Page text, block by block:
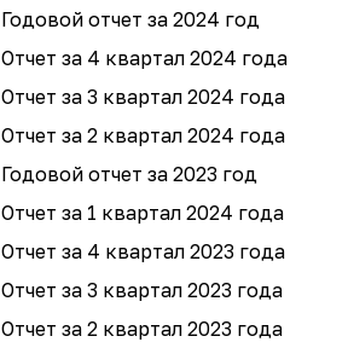
Годовой отчет за 2024 год
Отчет за 4 квартал 2024 года
Отчет за 3 квартал 2024 года
Отчет за 2 квартал 2024 года
Годовой отчет за 2023 год
Отчет за 1 квартал 2024 года
Отчет за 4 квартал 2023 года
Отчет за 3 квартал 2023 года
Отчет за 2 квартал 2023 года